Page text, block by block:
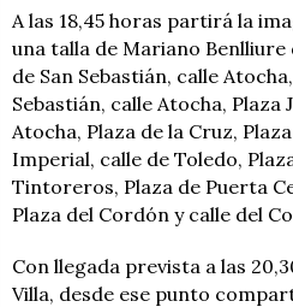
A las 18,45 horas partirá la
una talla de Mariano Benlliure
de San Sebastián, calle
Sebastián, calle Atocha, Plaza
Atocha, Plaza de la Cruz,
Imperial, calle de Toledo,
Tintoreros, Plaza de Puerta
Plaza del Cordón y calle del
Con llegada prevista a las
Villa, desde ese punto